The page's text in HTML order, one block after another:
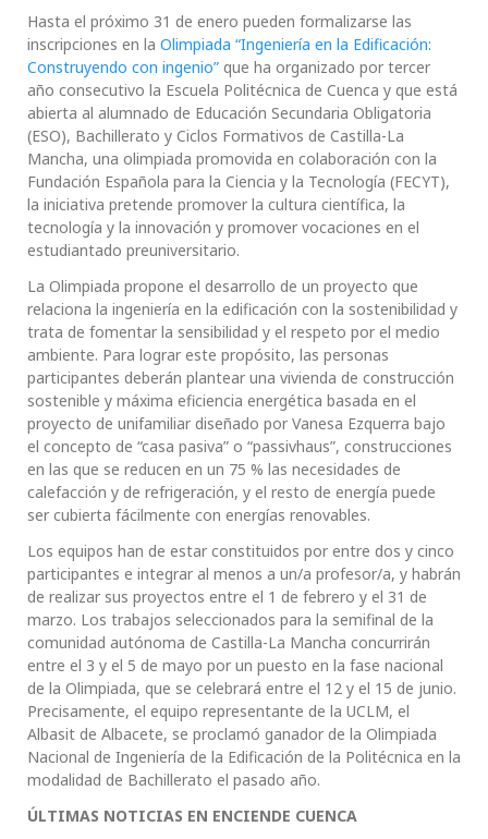
Hasta el próximo 31 de enero pueden formalizarse las
inscripciones en la Olimpiada “Ingeniería en la Edificación:
Construyendo con ingenio” que ha organizado por tercer
año consecutivo la Escuela Politécnica de Cuenca y que está
abierta al alumnado de Educación Secundaria Obligatoria
(ESO), Bachillerato y Ciclos Formativos de Castilla-La
Mancha, una olimpiada promovida en colaboración con la
Fundación Española para la Ciencia y la Tecnología (FECYT),
la iniciativa pretende promover la cultura científica, la
tecnología y la innovación y promover vocaciones en el
estudiantado preuniversitario.
La Olimpiada propone el desarrollo de un proyecto que
relaciona la ingeniería en la edificación con la sostenibilidad y
trata de fomentar la sensibilidad y el respeto por el medio
ambiente. Para lograr este propósito, las personas
participantes deberán plantear una vivienda de construcción
sostenible y máxima eficiencia energética basada en el
proyecto de unifamiliar diseñado por Vanesa Ezquerra bajo
el concepto de “casa pasiva” o “passivhaus”, construcciones
en las que se reducen en un 75 % las necesidades de
calefacción y de refrigeración, y el resto de energía puede
ser cubierta fácilmente con energías renovables.
Los equipos han de estar constituidos por entre dos y cinco
participantes e integrar al menos a un/a profesor/a, y habrán
de realizar sus proyectos entre el 1 de febrero y el 31 de
marzo. Los trabajos seleccionados para la semifinal de la
comunidad autónoma de Castilla-La Mancha concurrirán
entre el 3 y el 5 de mayo por un puesto en la fase nacional
de la Olimpiada, que se celebrará entre el 12 y el 15 de junio.
Precisamente, el equipo representante de la UCLM, el
Albasit de Albacete, se proclamó ganador de la Olimpiada
Nacional de Ingeniería de la Edificación de la Politécnica en la
modalidad de Bachillerato el pasado año.
ÚLTIMAS NOTICIAS EN ENCIENDE CUENCA